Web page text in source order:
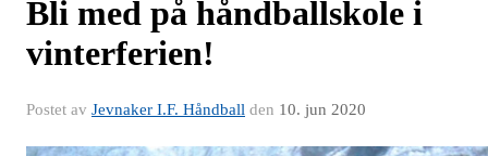
Bli med på håndballskole i
vinterferien!
Postet av Jevnaker I.F. Håndball den 10. jun 2020